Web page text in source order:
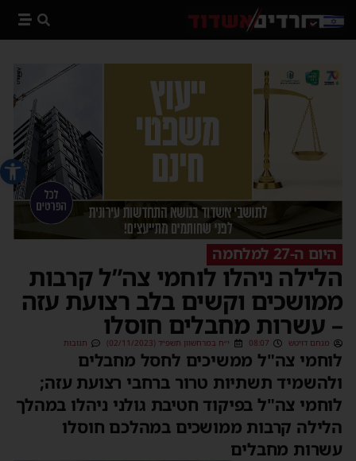
פתח
היום ה-27 למלחמה
הלילה ניהלו לוחמי צה”ל קרבות
ממושכים וקשים בלב רצועת עזה
– עשרות מחבלים חוסלו
מנחם דויטש 08:07 י״ח במרחשוון תשפ״ד (02/11/2023) תגובות
לוחמי צה"ל ממשיכים לחסל מחבלים
ולהשמיד תשתיות טרור ברחבי רצועת עזה;
לוחמי צה"ל בפיקוד חטיבת גולני ניהלו במהלך
הלילה קרבות ממושכים במהלכם חוסלו
עשרות מחבלים